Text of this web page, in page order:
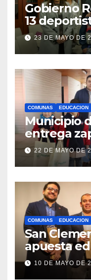
Gobierno
13
bandera
23 DE MAYO DE
COMUNAS EDUCACION
Municipio
entrega
Royalty
22 DE MAYO DE
COMUNAS EDUCACION
San
apuesta
10 DE MAYO DE